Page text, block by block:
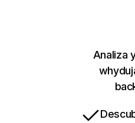
Analiza